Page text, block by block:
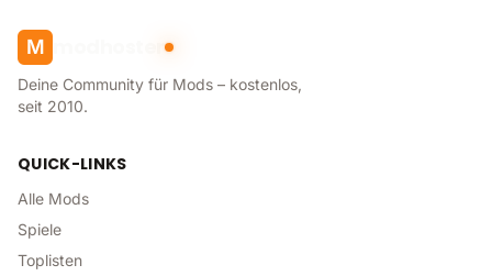
M modhoster
Deine Community für Mods – kostenlos,
seit 2010.
QUICK-LINKS
Alle Mods
Spiele
Toplisten